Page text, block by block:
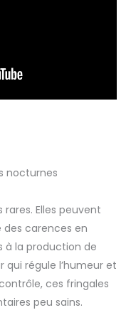
nocturnes
Elles peuvent
carences en
à la production de
régule l’humeur et
ces fringales
peu sains.